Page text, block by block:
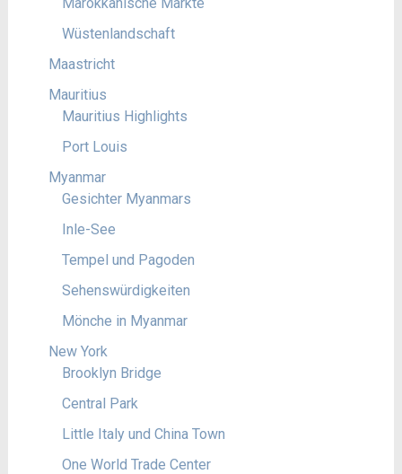
Wüstenlandschaft
Maastricht
Mauritius
Mauritius Highlights
Port Louis
Myanmar
Gesichter Myanmars
Inle-See
Tempel und Pagoden
Sehenswürdigkeiten
Mönche in Myanmar
New York
Brooklyn Bridge
Central Park
Little Italy und China Town
One World Trade Center